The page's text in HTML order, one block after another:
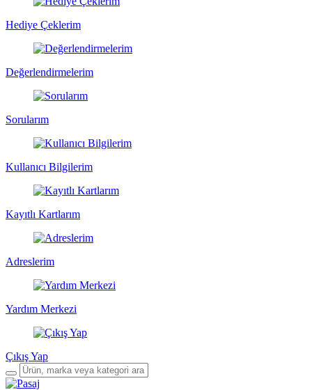
Hediye Çeklerim
Değerlendirmelerim
Sorularım
Kullanıcı Bilgilerim
Kayıtlı Kartlarım
Adreslerim
Yardım Merkezi
Çıkış Yap